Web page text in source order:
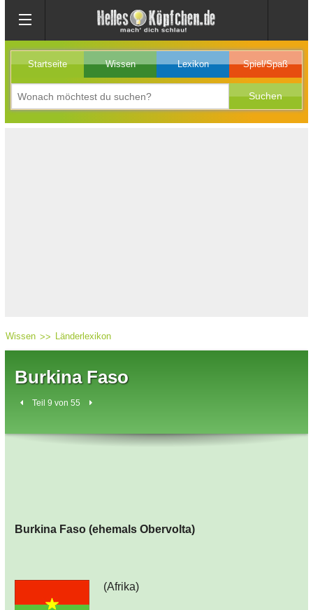
Startseite Wissen Lexikon Spiel/Spaß
Wissen Länderlexikon
Burkina Faso
Teil 9 von 55
Burkina Faso (ehemals Obervolta)
(Afrika)